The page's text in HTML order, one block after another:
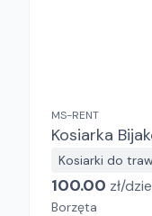
MS-RENT
Kosiarki do
100.00 zł/
Borzęta